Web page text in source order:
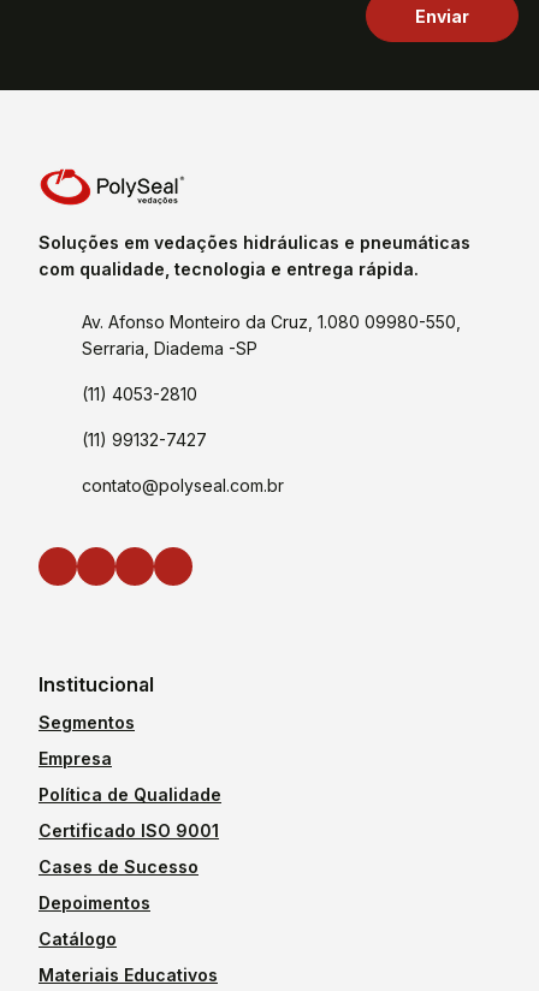
Soluções em vedações hidráulicas e pneumáticas
com qualidade, tecnologia e entrega rápida.
Av. Afonso Monteiro da Cruz, 1.080 09980-550,
Serraria, Diadema -SP
(11) 4053-2810
(11) 99132-7427
contato@polyseal.com.br
Institucional
Segmentos
Empresa
Política de Qualidade
Certificado ISO 9001
Cases de Sucesso
Depoimentos
Catálogo
Materiais Educativos